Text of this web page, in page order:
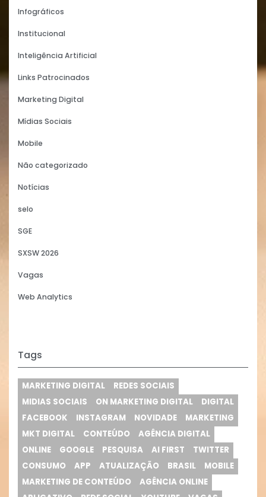
Infográficos
Institucional
Inteligência Artificial
Links Patrocinados
Marketing Digital
Mídias Sociais
Mobile
Não categorizado
Notícias
selo
SGE
SXSW 2026
Vagas
Web Analytics
Tags
MARKETING DIGITAL
REDES SOCIAIS
MIDIAS SOCIAIS
ON MARKETING DIGITAL
DIGITAL
FACEBOOK
INSTAGRAM NOVIDADE
MARKETING
MKT DIGITAL
CONTEÚDO
AGÊNCIA DIGITAL
ONLINE
GOOGLE PESQUISA AI FIRST
TWITTER
CONSUMO
APP ATUALIZAÇÃO BRASIL
MOBILE
MARKETING DE CONTEÚDO
AGÊNCIA ONLINE